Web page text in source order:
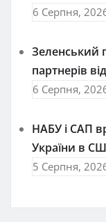
6 Серпня,
Зеленський
партнерів
6 Серпня,
НАБУ і САП
України в
5 Серпня,